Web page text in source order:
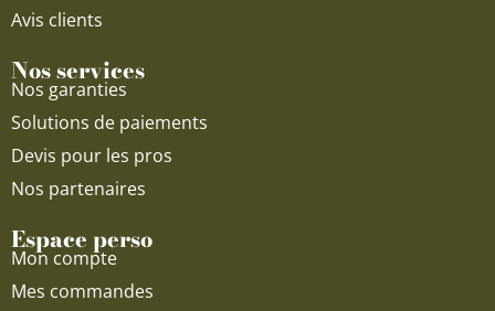
Avis clients
Nos services
Nos garanties
Solutions de paiements
Devis pour les pros
Nos partenaires
Espace perso
Mon compte
Mes commandes